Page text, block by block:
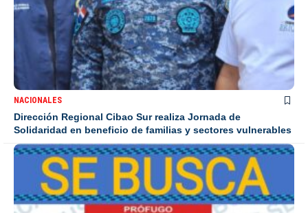
NACIONALES
Dirección Regional Cibao Sur realiza Jornada de
Solidaridad en beneficio de familias y sectores vulnerables